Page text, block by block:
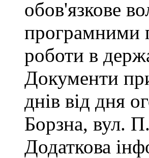
обов'язкове
програмними
роботи в
Документи
днів від дня
Борзна, вул.
Додаткова